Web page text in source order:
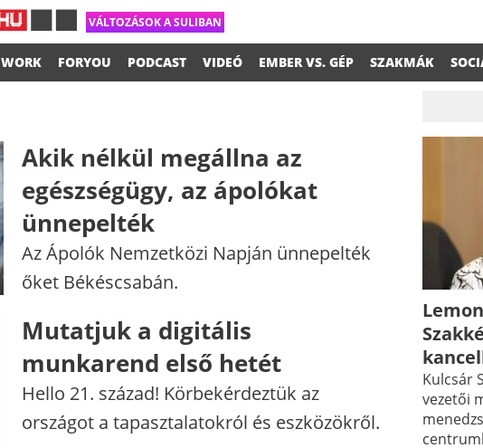
VÁLTOZÁSOK A SULIBAN
WORK FORYOU PODCAST VIDEÓ EMBER VS. GÉP SZAKMÁK
Akik nélkül megállna az
egészségügy, az ápolókat
ünnepelték
Az Ápolók Nemzetközi Napján ünnepelték
őket Békéscsabán.
Mutatjuk a digitális
munkarend első hetét
Hello 21. század! Körbekérdeztük az
országot a tapasztalatokról és eszközökről.
Kulcsár
vezetői